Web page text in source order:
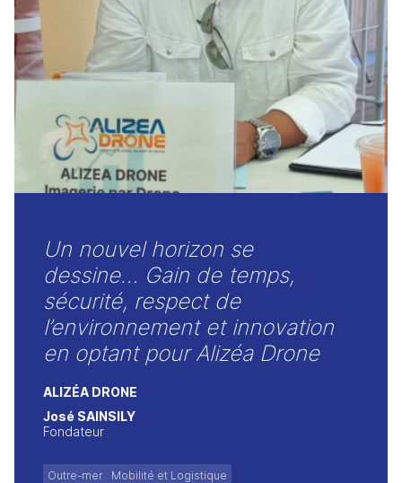
Un nouvel horizon se
dessine… Gain de temps,
sécurité, respect de
l’environnement et innovation
en optant pour Alizéa Drone
ALIZÉA DRONE
José SAINSILY
Fondateur
Outre-mer Mobilité et Logistique